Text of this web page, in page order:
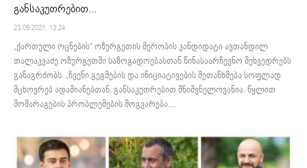
განსაკუთრებით...
23.09.2021. 13:24
„ქართული ოცნების“ ოზურგეთის მერობის კანდიდატი ავთანდილ
თალაკვაძე ოზურგეთში საზოგადოებასთან წინასაარჩევნო შეხვედრებს
განაგრძობს. „ჩვენი გეგმების და ინიციატივების შეთანხმება სოფლად
მცხოვრებ ადამიანებთან, განსაკუთრებით მნიშვნელოვანია. წყლით
მომარაგების პრობლემების მოგვარება,...